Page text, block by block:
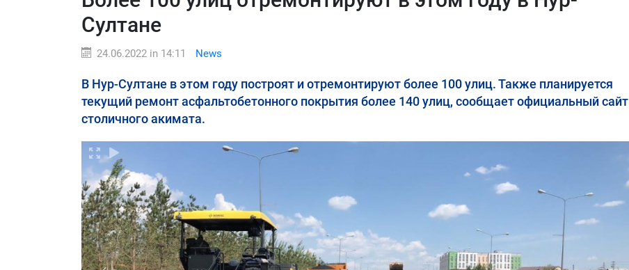
Султане
24.06.2022 in 14:11 News
В Нур-Султане в этом году построят и отремонтируют более 100 улиц. Также планируется
текущий ремонт асфальтобетонного покрытия более 140 улиц, сообщает официальный сайт
столичного акимата.